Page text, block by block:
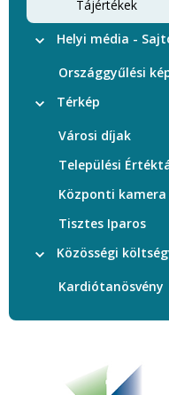
Tájértékek
Helyi média -
Országgyűlési
Térkép
Városi díjak
Települési
Központi kamera
Tisztes Iparos
Közösségi
Kardiótanösvény